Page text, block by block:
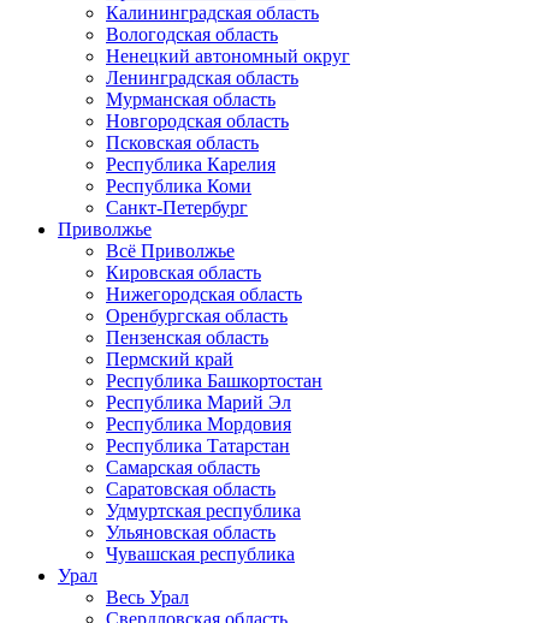
Калининградская область
Вологодская область
Ненецкий автономный округ
Ленинградская область
Мурманская область
Новгородская область
Псковская область
Республика Карелия
Республика Коми
Санкт-Петербург
Приволжье
Всё Приволжье
Кировская область
Нижегородская область
Оренбургская область
Пензенская область
Пермский край
Республика Башкортостан
Республика Марий Эл
Республика Мордовия
Республика Татарстан
Самарская область
Саратовская область
Удмуртская республика
Ульяновская область
Чувашская республика
Урал
Весь Урал
Свердловская область